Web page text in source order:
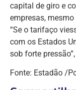
capital de giro e
empresas,
“Se o tarifaço
com os Estados
sob forte
Fonte: Estadão /